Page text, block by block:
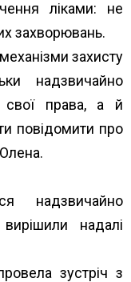
ліками: не
захворювань.
захисту
надзвичайно
права, а й
повідомити про
надзвичайно
надалі
зустріч з